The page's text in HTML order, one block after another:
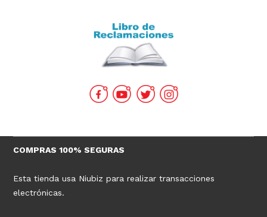
COMPRAS 100% SEGURAS
Esta tienda usa Niubiz para realizar transacciones
electrónicas.